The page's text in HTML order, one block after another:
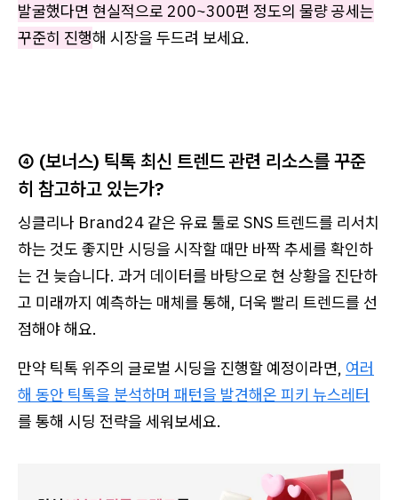
발굴했다면 현실적으로 200~300편 정도의 물량 공세는
꾸준히 진행해 시장을 두드려 보세요.
④ (보너스) 틱톡 최신 트렌드 관련 리소스를 꾸준
히 참고하고 있는가?
싱클리나 Brand24 같은 유료 툴로 SNS 트렌드를 리서치
하는 것도 좋지만 시딩을 시작할 때만 바짝 추세를 확인하
는 건 늦습니다. 과거 데이터를 바탕으로 현 상황을 진단하
고 미래까지 예측하는 매체를 통해, 더욱 빨리 트렌드를 선
점해야 해요.
만약 틱톡 위주의 글로벌 시딩을 진행할 예정이라면, 여러
해 동안 틱톡을 분석하며 패턴을 발견해온 피키 뉴스레터
를 통해 시딩 전략을 세워보세요.